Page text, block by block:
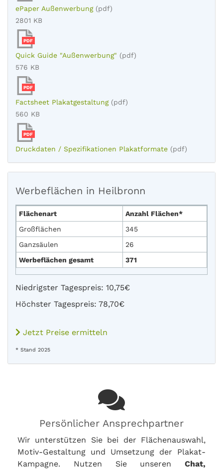
ePaper Außenwerbung (pdf)
2801 KB
PDF
Quick Guide "Außenwerbung" (pdf)
576 KB
PDF
Factsheet Plakatgestaltung (pdf)
560 KB
PDF
Druckdaten / Spezifikationen Plakatformate (pdf)
Werbeflächen in Heilbronn
Flächenart
Anzahl Flächen*
Großflächen
345
Ganzsäulen
26
Werbeflächen gesamt
371
Niedrigster Tagespreis: 10,75€
Höchster Tagespreis: 78,70€
Jetzt Preise ermitteln
* Stand 2025
Persönlicher Ansprechpartner
Wir unterstützen Sie bei der Flächenauswahl,
Motiv-Gestaltung und Umsetzung der Plakat-
Kampagne. Nutzen Sie unseren Chat,